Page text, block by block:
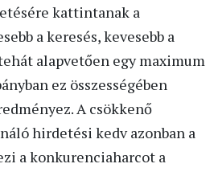
kattintanak a
a keresés, kevesebb a
alapvetően egy maximum
ez összességében
A csökkenő
hirdetési kedv azonban a
a konkurenciaharcot a